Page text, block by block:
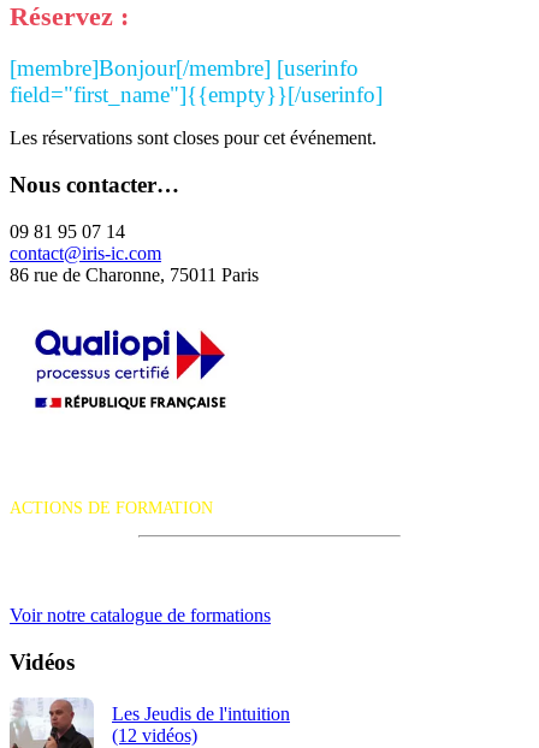
Réservez :
[membre]Bonjour[/membre] [userinfo
field="first_name"]{{empty}}[/userinfo]
Les réservations sont closes pour cet événement.
Nous contacter…
09 81 95 07 14
contact@iris-ic.com
86 rue de Charonne, 75011 Paris
ACTIONS DE FORMATION
Voir notre catalogue de formations
Vidéos
Les Jeudis de l'intuition
(12 vidéos)